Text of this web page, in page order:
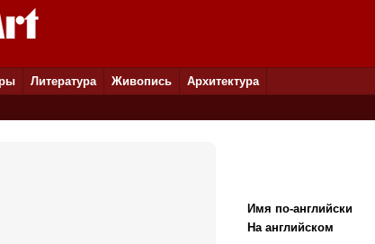
Литература Живопись Архитектура
Имя по-английски
На английском